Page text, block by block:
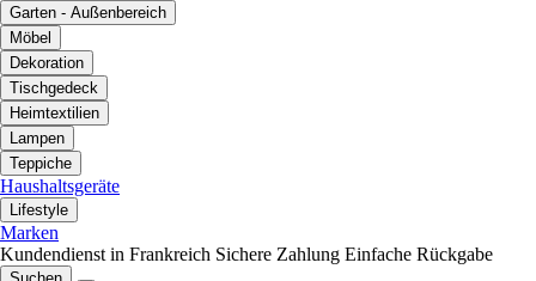
Garten - Außenbereich
Möbel
Dekoration
Tischgedeck
Heimtextilien
Lampen
Teppiche
Haushaltsgeräte
Lifestyle
Marken
Kundendienst in Frankreich Sichere Zahlung Einfache Rückgabe